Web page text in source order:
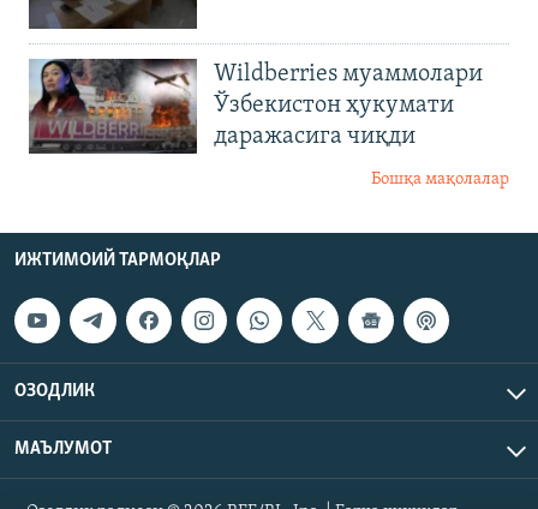
Wildberries муаммолари
Ўзбекистон ҳукумати
даражасига чиқди
Бошқа мақолалар
ИЖТИМОИЙ ТАРМОҚЛАР
ОЗОДЛИК
МАЪЛУМОТ